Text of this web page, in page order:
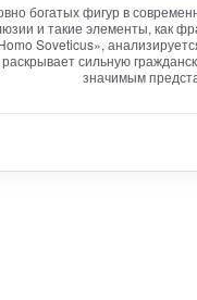
богатых фигур в
и такие элементы, как
Soveticus»,
сильную
значимым